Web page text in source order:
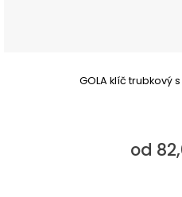
GOLA klíč trubkový
od